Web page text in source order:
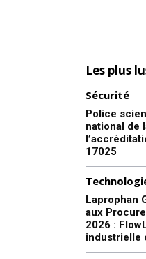
Les plus
Sécurité
Police
national de
17025
Laprophan
aux
2026 :
industrielle